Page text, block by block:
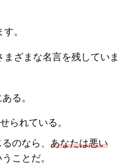
。
ざまな名言を残していま
る。
られている。
のなら、あなたは悪い
ことだ。